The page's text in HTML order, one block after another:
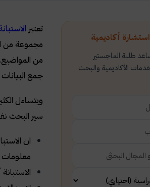
أكاديمية
طلبة الماجستير
الأكاديمية والبحث
تعتبر
مجموعة من
من
جمع
ويتساءل
سير البحث
ان